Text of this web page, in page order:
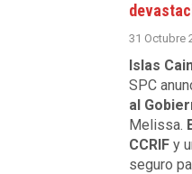
31 Octubre
Islas
SPC
al
Melissa.
CCRIF y
seguro